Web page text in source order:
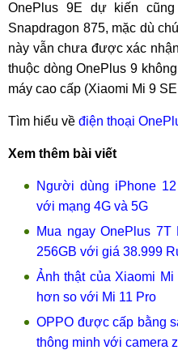
OnePlus 9E dự kiến
Snapdragon 875, mặc dù
này vẫn chưa được xác
thuộc dòng OnePlus 9
máy cao cấp (Xiaomi Mi 9
Tìm hiểu về điện thoại
Xem thêm bài viết
Người dùng iPhone
với mạng 4G và 5G
Mua ngay OnePlus
256GB với giá 38.999
Ảnh thật của Xiaomi
hơn so với Mi 11 Pro
OPPO được cấp bằng
thông minh với camera